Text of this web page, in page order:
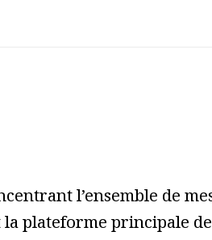
l’ensemble de
la plateforme principale de